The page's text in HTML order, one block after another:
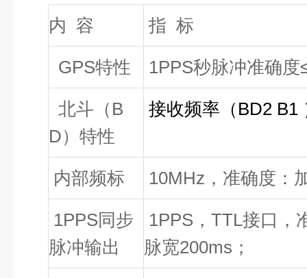
内 容 指 标
GPS特性 1PPS秒脉冲准确度
北斗（ B
D）特性
接收频率（ BD2 B1
内部频标 10MHz ，准确度：
1PPS同步
脉冲输出
1PPS ，TTL接口，
脉宽200ms ；